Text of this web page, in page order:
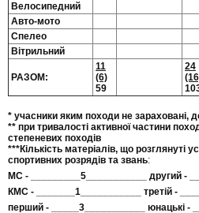
Велосипедний
Авто-мото
Спелео
Вітрильний
РАЗОМ:
11
(6)
59
24
* учасники яким походи не зараховані,
** при тривалості активної частини
степеневих походів
***Кількість матеріалів, що розглянуті
спортивних розрядів та звань:
МС - _________5___________ другий -
КМС - _______1___________ третій -
перший - _____3___________ юнацькі -